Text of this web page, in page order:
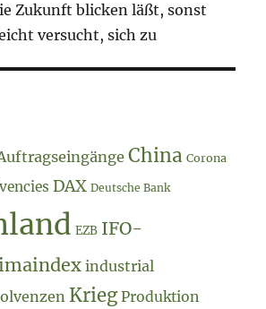
Zukunft blicken läßt, sonst
versucht, sich zu
China Corona
DAX Deutsche Bank
EZB IFO-
industrial
Krieg Produktion